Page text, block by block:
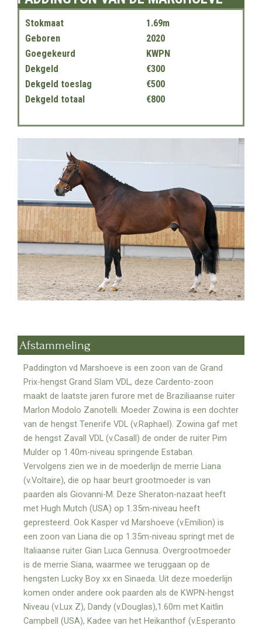
Stokmaat
Geboren
Goegekeurd
Dekgeld
Dekgeld toeslag
Dekgeld totaal
1.69m
2020
KWPN
€300
€500
€800
Afstammeling
Paddington vd Marshoeve is een zoon van de Grand
Prix-hengst Grand Slam VDL, deze Cardento-zoon
maakt de laatste jaren furore met de Braziliaanse ruiter
Marlon Modolo Zanotelli. Moeder Zowina is een dochter
van de hengst Tenerife VDL (v.Raphael). Zowina gaf met
de hengst Zavall VDL (v.Casall) de onder de ruiter Pim
Mulder op 1.40m-niveau springende Estaban.
Vervolgens zien we in de moederlijn de merrie Liana
(v.Voltaire), die op haar beurt grootmoeder is van
paarden als Giovanni-M. Deze Sheraton-nazaat heeft
met Hugh Mutch (USA) op 1.35m-niveau heeft
gepresteerd. Ook Kasper vd Marshoeve (v.Emilion) is
een zoon van Liana die op 1.35m-niveau springt met de
Italiaanse ruiter Gian Luca Gennusa. Overgrootmoeder
is de merrie Siana, waarmee we teruggaan op de
hengsten Lucky Boy xx en Sinaeda. Uit deze moederlijn
komen onder andere ook paarden als de KWPN-hengst
Niveau (v.Lux Z), Dandy (v.Douglas),1.60m met Kaitlin
Campbell (USA), Kadee van het Heikanthof (v.Esperanto